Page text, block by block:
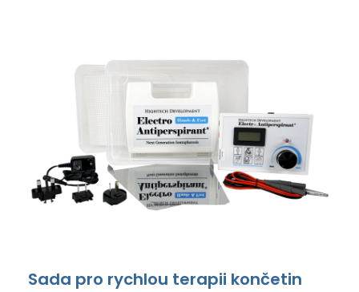
Sada pro rychlou terapii končetin